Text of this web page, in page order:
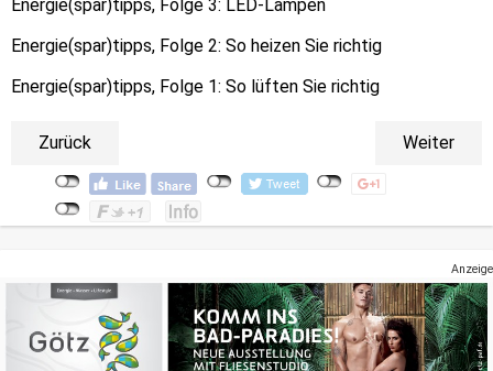
Energie(spar)tipps, Folge 3: LED-Lampen
Energie(spar)tipps, Folge 2: So heizen Sie richtig
Energie(spar)tipps, Folge 1: So lüften Sie richtig
Zurück Weiter
Anzeige